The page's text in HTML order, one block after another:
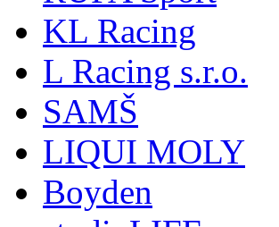
KL Racing
L Racing s.r.o.
SAMŠ
LIQUI MOLY
Boyden